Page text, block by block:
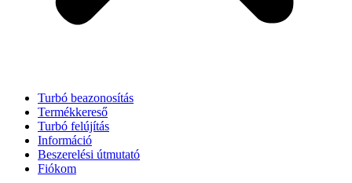
Turbó beazonosítás
Termékkereső
Turbó felújítás
Információ
Beszerelési útmutató
Fiókom